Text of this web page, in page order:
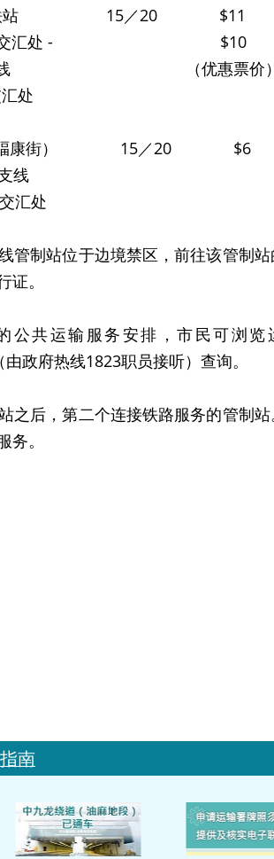
铁站 15／20 $11
汇处 - $10
优惠票价）
褔康街） 15／20 $6
制站位于边境禁区，前往该管制站
。
共运输服务安排，市民可浏览
政府热线1823职员接听）查询。
后，第二个连接铁路服务的管制站
。
南